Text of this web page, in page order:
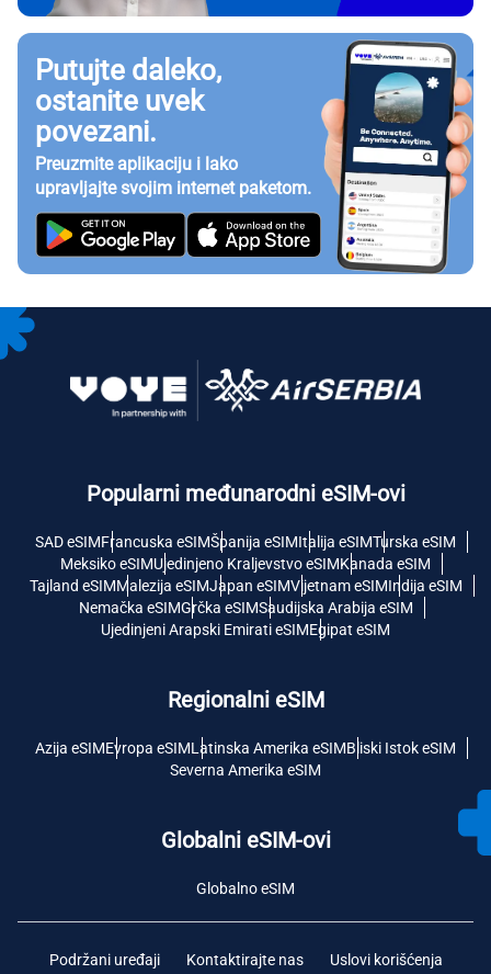
Putujte daleko,
ostanite uvek
povezani.
Preuzmite aplikaciju i lako
upravljajte svojim internet paketom.
Popularni međunarodni eSIM-ovi
SAD eSIMFrancuska eSIMŠpanija eSIMItalija eSIMTurska eSIM
Meksiko eSIMUjedinjeno Kraljevstvo eSIMKanada eSIM
Tajland eSIMMalezija eSIMJapan eSIMVijetnam eSIMIndija eSIM
Nemačka eSIMGrčka eSIMSaudijska Arabija eSIM
Ujedinjeni Arapski Emirati eSIMEgipat eSIM
Regionalni eSIM
Azija eSIMEvropa eSIMLatinska Amerika eSIMBliski Istok eSIM
Severna Amerika eSIM
Globalni eSIM-ovi
Globalno eSIM
Podržani uređaji Kontaktirajte nas Uslovi korišćenja